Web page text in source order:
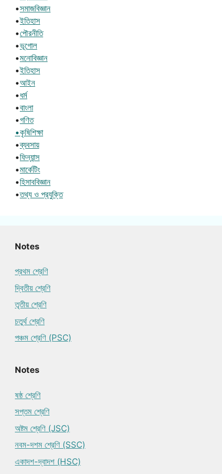
•সমাজবিজ্ঞান
•ইতিহাস
•পৌরনীতি
•ভূগোল
•মনোবিজ্ঞান
•ইতিহাস
•আইন
•ধর্ম
•বাংলা
•গণিত
•কৃষিশিক্ষা
•ব্যবসায়
•ফিন্যান্স
•মার্কেটিং
•হিসাববিজ্ঞান
•তথ্য ও প্রযুক্তি
Notes
প্রথম শ্রেণি
দ্বিতীয় শ্রেণি
তৃতীয় শ্রেণি
চতুর্থ শ্রেণি
পঞ্চম শ্রেণি (PSC)
Notes
ষষ্ঠ শ্রেণি
সপ্তম শ্রেণি
অষ্টম শ্রেণি (JSC)
নবম-দশম শ্রেণি (SSC)
একাদশ-দ্বাদশ (HSC)